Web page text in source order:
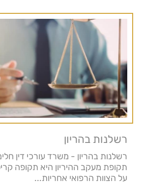
רשלנות בהריון
רשלנות בהריון - משרד עורכי דין
תקופת מעקב ההיריון היא תקופה
על הצוות הרפואי אחריות...